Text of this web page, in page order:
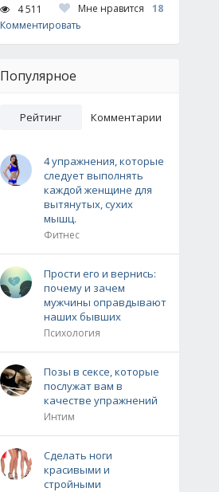
4 511 Мне нравится
18
Комментировать
Популярное
Рейтинг Комментарии
4 упражнения, которые
следует выполнять
каждой женщине для
вытянутых, сухих
мышц.
Фитнес
Прости его и вернись:
почему и зачем
мужчины оправдывают
наших бывших
Психология
Позы в сексе, которые
послужат вам в
качестве упражнений
Интим
Сделать ноги
красивыми и
стройными